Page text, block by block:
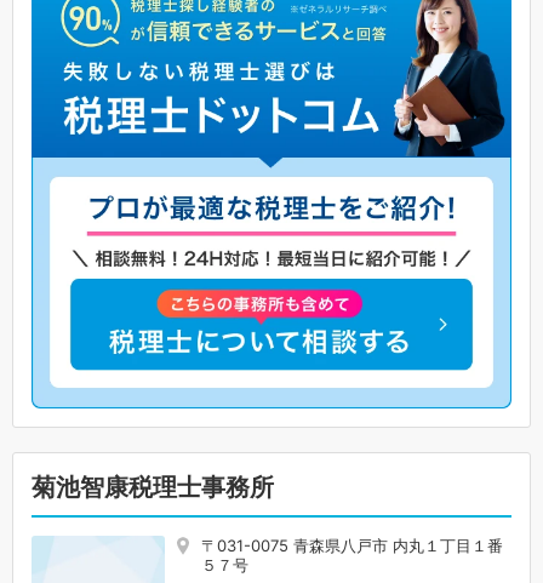
菊池智康税理士事務所
〒031-0075 青森県八戸市 内丸１丁目１番
５７号